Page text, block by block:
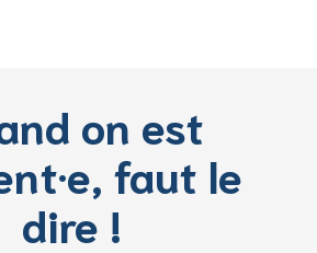
on est
faut le
dire !